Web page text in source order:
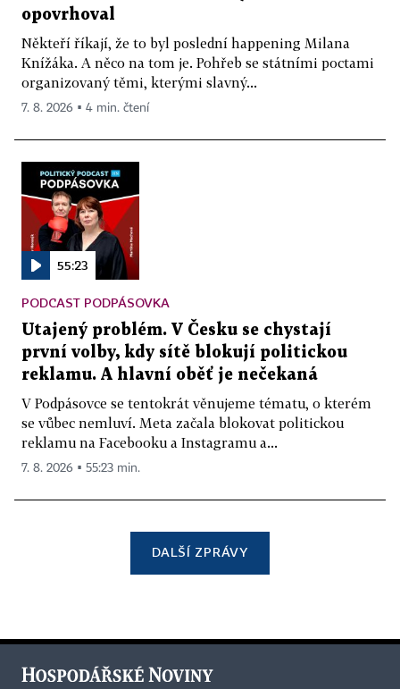
opovrhoval
Někteří říkají, že to byl poslední happening Milana
Knížáka. A něco na tom je. Pohřeb se státními poctami
organizovaný těmi, kterými slavný...
7. 8. 2026 ▪ 4 min. čtení
55:23
PODCAST PODPÁSOVKA
Utajený problém. V Česku se chystají
první volby, kdy sítě blokují politickou
reklamu. A hlavní oběť je nečekaná
V Podpásovce se tentokrát věnujeme tématu, o kterém
se vůbec nemluví. Meta začala blokovat politickou
reklamu na Facebooku a Instagramu a...
7. 8. 2026 ▪ 55:23 min.
DALŠÍ ZPRÁVY